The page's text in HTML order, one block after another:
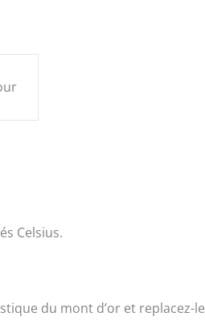
Celsius.
du mont d’or et replacez-